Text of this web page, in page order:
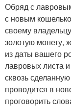
Обряд с
с новым
своему
золотую монету,
из даты вашего
лавровых листа
сквозь
проводится в
проговорить